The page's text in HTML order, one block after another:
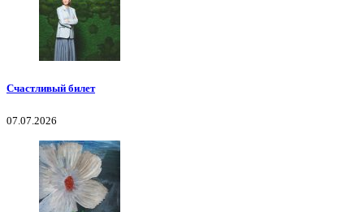
Счастливый билет
07.07.2026